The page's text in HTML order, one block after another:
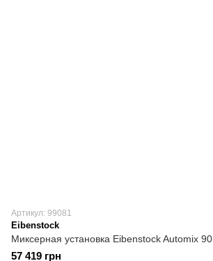
Артикул: 99081
Eibenstock
Миксерная установка Eibenstock Automix 90
57 419 грн